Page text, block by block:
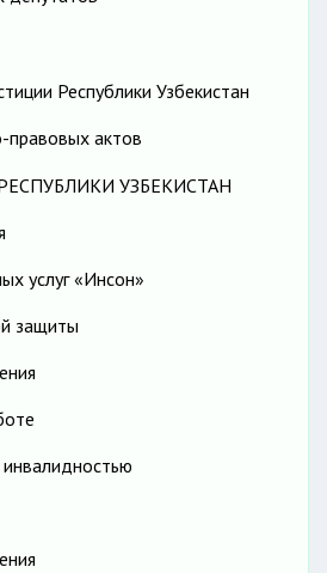
родственником
родственником
неприкосновенности
материального и
обеспечения
Республики Узбекистан
правовых актов
УЗБЕКИСТАН
услуг «Инсон»
защиты